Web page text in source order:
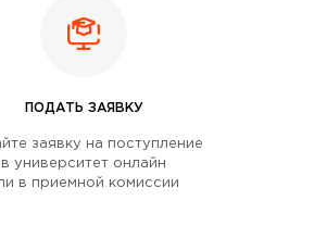
ПОДАТЬ ЗАЯВКУ
заявку на поступление
в университет онлайн
в приемной комиссии